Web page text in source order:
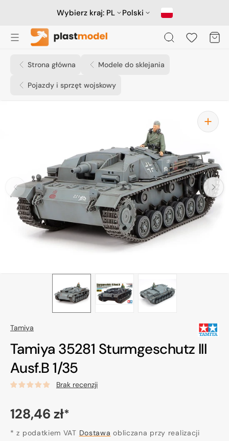
Wybierz kraj: PL Polski
Koszyk
Strona główna Modele do sklejania
Pojazdy i sprzęt wojskowy
Otwórz
media
1
w
widoku
galerii
Tamiya
Tamiya 35281 Sturmgeschutz III
Ausf.B 1/35
Brak recenzji
Cena
regularna
128,46 zł*
* z podatkiem VAT Dostawa obliczana przy realizacji